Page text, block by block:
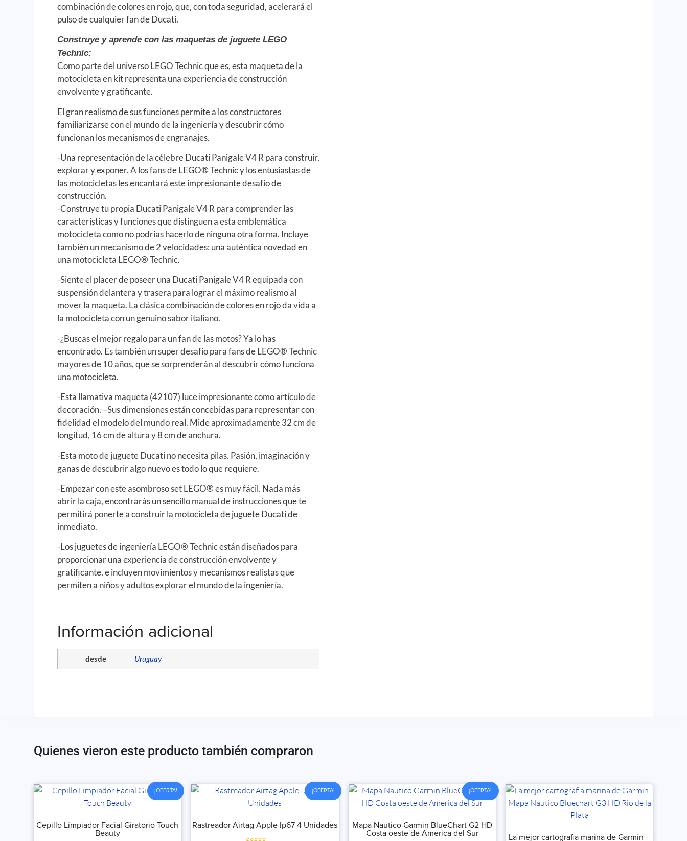
combinación de colores en rojo, que, con toda seguridad, acelerará el
pulso de cualquier fan de Ducati.
Construye y aprende con las maquetas de juguete LEGO
Technic:
Como parte del universo LEGO Technic que es, esta maqueta de la
motocicleta en kit representa una experiencia de construcción
envolvente y gratificante.
El gran realismo de sus funciones permite a los constructores
familiarizarse con el mundo de la ingeniería y descubrir cómo
funcionan los mecanismos de engranajes.
-Una representación de la célebre Ducati Panigale V4 R para construir,
explorar y exponer. A los fans de LEGO® Technic y los entusiastas de
las motocicletas les encantará este impresionante desafío de
construcción.
-Construye tu propia Ducati Panigale V4 R para comprender las
características y funciones que distinguen a esta emblemática
motocicleta como no podrías hacerlo de ninguna otra forma. Incluye
también un mecanismo de 2 velocidades: una auténtica novedad en
una motocicleta LEGO® Technic.
-Siente el placer de poseer una Ducati Panigale V4 R equipada con
suspensión delantera y trasera para lograr el máximo realismo al
mover la maqueta. La clásica combinación de colores en rojo da vida a
la motocicleta con un genuino sabor italiano.
-¿Buscas el mejor regalo para un fan de las motos? Ya lo has
encontrado. Es también un super desafío para fans de LEGO® Technic
mayores de 10 años, que se sorprenderán al descubrir cómo funciona
una motocicleta.
-Esta llamativa maqueta (42107) luce impresionante como artículo de
decoración. –Sus dimensiones están concebidas para representar con
fidelidad el modelo del mundo real. Mide aproximadamente 32 cm de
longitud, 16 cm de altura y 8 cm de anchura.
-Esta moto de juguete Ducati no necesita pilas. Pasión, imaginación y
ganas de descubrir algo nuevo es todo lo que requiere.
-Empezar con este asombroso set LEGO® es muy fácil. Nada más
abrir la caja, encontrarás un sencillo manual de instrucciones que te
permitirá ponerte a construir la motocicleta de juguete Ducati de
inmediato.
-Los juguetes de ingeniería LEGO® Technic están diseñados para
proporcionar una experiencia de construcción envolvente y
gratificante, e incluyen movimientos y mecanismos realistas que
permiten a niños y adultos explorar el mundo de la ingeniería.
Información adicional
desde Uruguay
Quienes vieron este producto también compraron
¡OFERTA!
Cepillo Limpiador Facial Giratorio Touch
Beauty
¡OFERTA!
Rastreador Airtag Apple Ip67 4 Unidades
¡OFERTA!
Mapa Nautico Garmin BlueChart G2 HD
Costa oeste de America del Sur
La mejor cartografia marina de Garmin –